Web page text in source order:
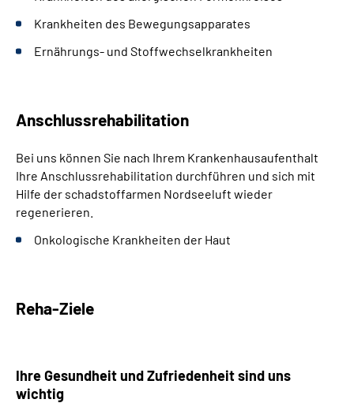
Krankheiten des Bewegungsapparates
Ernährungs- und Stoffwechselkrankheiten
Anschlussrehabilitation
Bei uns können Sie nach Ihrem Krankenhausaufenthalt
Ihre Anschlussrehabilitation durchführen und sich mit
Hilfe der schadstoffarmen Nordseeluft wieder
regenerieren.
Onkologische Krankheiten der Haut
Reha-Ziele
Ihre Gesundheit und Zufriedenheit sind uns
wichtig